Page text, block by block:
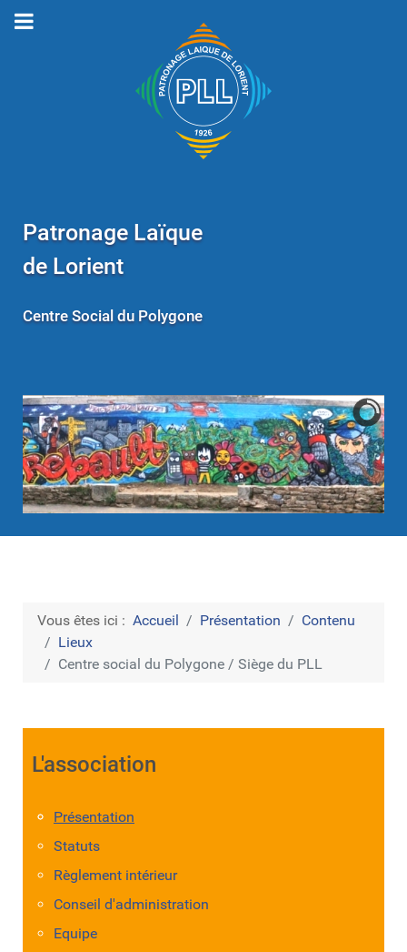
Patronage Laïque
de Lorient
Centre Social du Polygone
Vous êtes ici : Accueil Présentation
Contenu
Lieux
Centre social du Polygone / Siège du PLL
L'association
Présentation
Statuts
Règlement intérieur
Conseil d'administration
Equipe